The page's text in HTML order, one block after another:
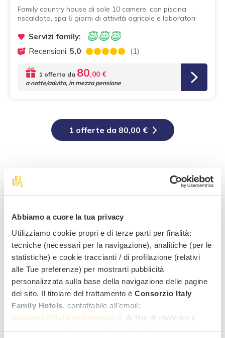
Abbiamo a cuore la tua privacy
Utilizziamo cookie propri e di terze parti per finalità:
tecniche (necessari per la navigazione), analitiche (per le
statistiche) e cookie traccianti / di profilazione (relativi
alle Tue preferenze) per mostrarti pubblicità
personalizzata sulla base della navigazione delle pagine
del sito. Il titolare del trattamento è Consorzio Italy
Family Hotels , contattabile all'email:
business@italyfamilyhotels.it . Al fine di revocare il
Family country house di sole 10 camere, con piscina
riscaldata, spa 6 giorni di attività agricole e laboratori
Servizi family:
Recensioni: 5,0 (1)
1 offerta da 80,00 €
a notte/adulto, in mezza pensione
1 offerte da 80,00 €
Alla scoperta di Valdilana -